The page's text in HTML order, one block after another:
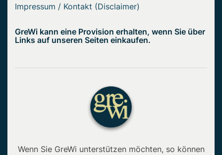
Impressum / Kontakt (Disclaimer)
GreWi kann eine Provision erhalten, wenn Sie über
Links auf unseren Seiten einkaufen.
Wenn Sie GreWi unterstützen möchten, so können